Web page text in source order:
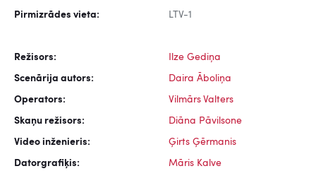
Pirmizrādes vieta: LTV-1
Režisors: Ilze Gediņa
Scenārija autors: Daira Āboliņa
Operators: Vilmārs Valters
Skaņu režisors: Diāna Pāvilsone
Video inženieris: Ģirts Ģērmanis
Datorgrafiķis: Māris Kalve